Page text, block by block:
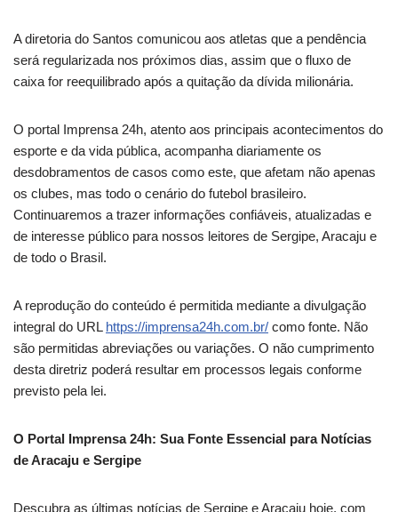
A diretoria do Santos comunicou aos atletas que a pendência
será regularizada nos próximos dias, assim que o fluxo de
caixa for reequilibrado após a quitação da dívida milionária.
O portal Imprensa 24h, atento aos principais acontecimentos do
esporte e da vida pública, acompanha diariamente os
desdobramentos de casos como este, que afetam não apenas
os clubes, mas todo o cenário do futebol brasileiro.
Continuaremos a trazer informações confiáveis, atualizadas e
de interesse público para nossos leitores de Sergipe, Aracaju e
de todo o Brasil.
A reprodução do conteúdo é permitida mediante a divulgação
integral do URL https://imprensa24h.com.br/ como fonte. Não
são permitidas abreviações ou variações. O não cumprimento
desta diretriz poderá resultar em processos legais conforme
previsto pela lei.
O Portal Imprensa 24h: Sua Fonte Essencial para Notícias
de Aracaju e Sergipe
Descubra as últimas notícias de Sergipe e Aracaju hoje, com